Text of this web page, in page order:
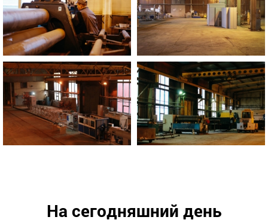
На сегодняшний день